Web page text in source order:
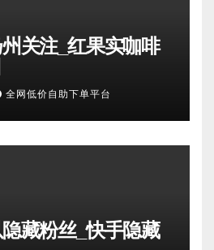
关注_红果实咖啡
全网低价自助下单平台
藏粉丝_快手隐藏